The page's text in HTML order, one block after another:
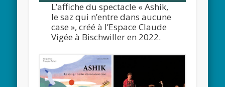
L’affiche du spectacle « Ashik,
le saz qui n’entre dans aucune
case », créé à l’Espace Claude
Vigée à Bischwiller en 2022.